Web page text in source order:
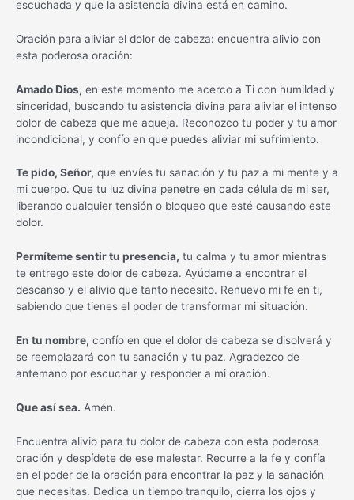
escuchada y que la asistencia divina está en camino.
Oración para aliviar el dolor de cabeza: encuentra alivio con
esta poderosa oración:
Amado Dios, en este momento me acerco a Ti con humildad y
sinceridad, buscando tu asistencia divina para aliviar el intenso
dolor de cabeza que me aqueja. Reconozco tu poder y tu amor
incondicional, y confío en que puedes aliviar mi sufrimiento.
Te pido, Señor, que envíes tu sanación y tu paz a mi mente y a
mi cuerpo. Que tu luz divina penetre en cada célula de mi ser,
liberando cualquier tensión o bloqueo que esté causando este
dolor.
Permíteme sentir tu presencia, tu calma y tu amor mientras
te entrego este dolor de cabeza. Ayúdame a encontrar el
descanso y el alivio que tanto necesito. Renuevo mi fe en ti,
sabiendo que tienes el poder de transformar mi situación.
En tu nombre, confío en que el dolor de cabeza se disolverá y
se reemplazará con tu sanación y tu paz. Agradezco de
antemano por escuchar y responder a mi oración.
Que así sea. Amén.
Encuentra alivio para tu dolor de cabeza con esta poderosa
oración y despídete de ese malestar. Recurre a la fe y confía
en el poder de la oración para encontrar la paz y la sanación
que necesitas. Dedica un tiempo tranquilo, cierra los ojos y